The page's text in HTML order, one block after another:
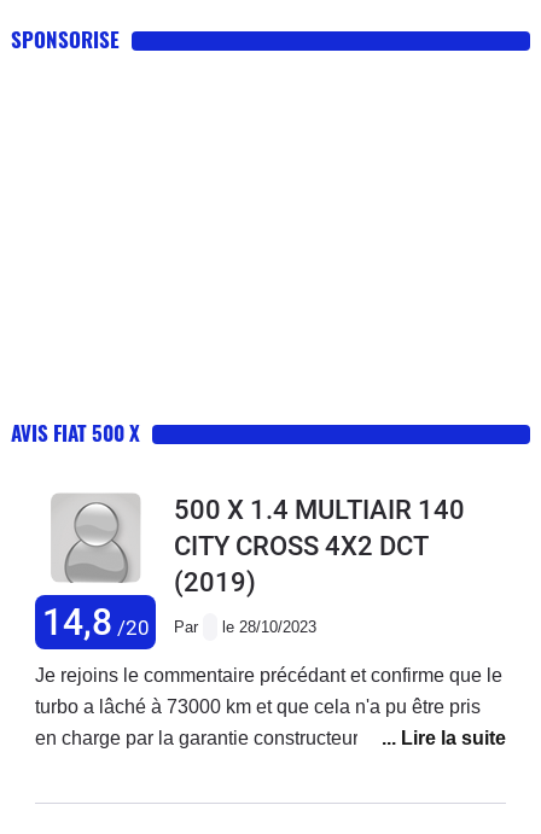
SPONSORISE
AVIS FIAT 500 X
14,8 /20
500 X 1.4 MULTIAIR 140
CITY CROSS 4X2 DCT
(2019)
Par le 28/10/2023
Je rejoins le commentaire précédant et confirme que le
turbo a lâché à 73000 km et que cela n'a pu être pris
en charge par la garantie constructeur ! Je précise que
réparations ! Ma voiture est d'ailleurs en vente. Je ne